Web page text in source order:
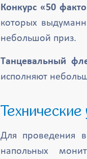
Конкурс «50
которых
небольшой приз.
Танцевальный
исполняют
Для проведения
напольных